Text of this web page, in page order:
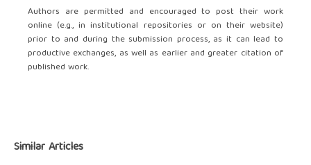
Authors are permitted and encouraged to post their work
online (e.g., in institutional repositories or on their website)
prior to and during the submission process, as it can lead to
productive exchanges, as well as earlier and greater citation of
published work.
Similar Articles